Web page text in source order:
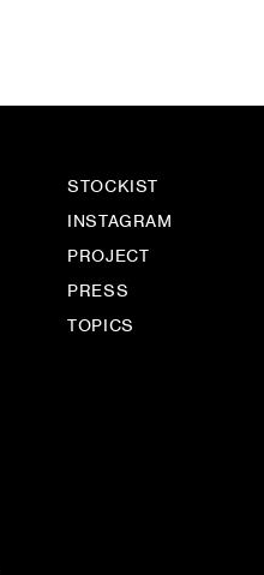
STOCKIST
INSTAGRAM
PROJECT
PRESS
TOPICS